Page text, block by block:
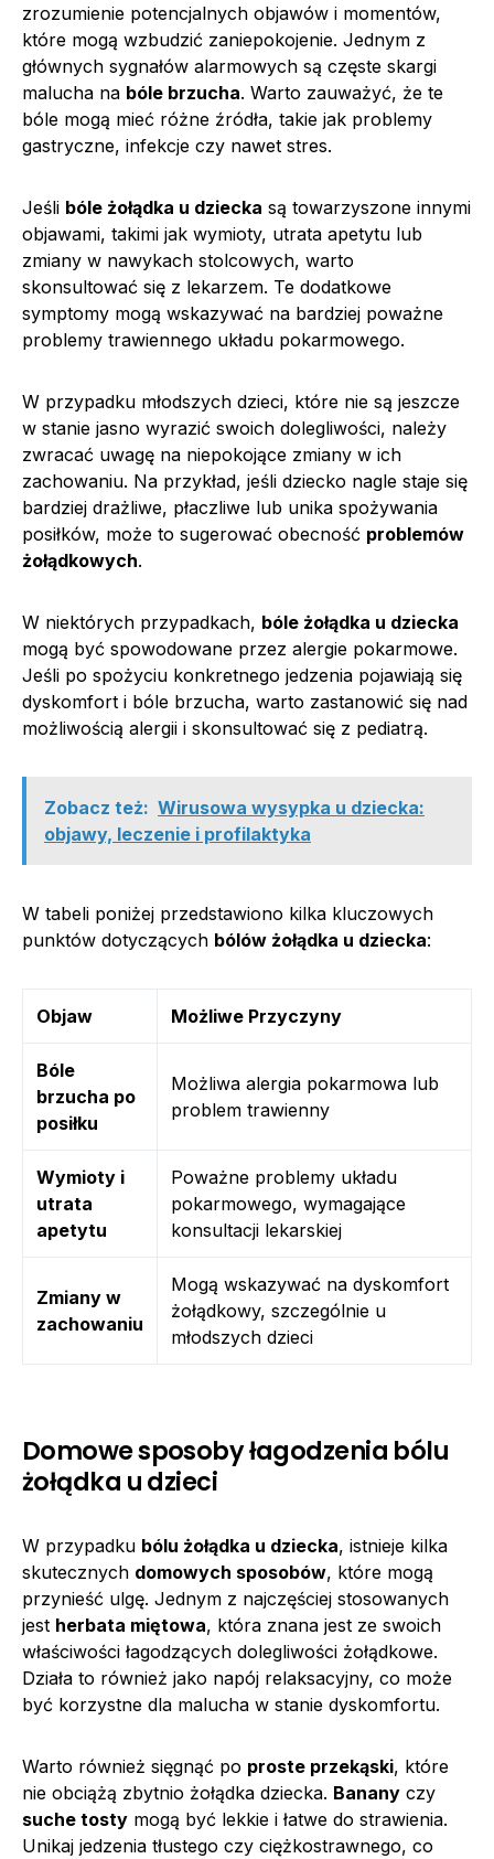
zrozumienie potencjalnych objawów i momentów,
które mogą wzbudzić zaniepokojenie. Jednym z
głównych sygnałów alarmowych są częste skargi
malucha na bóle brzucha. Warto zauważyć, że te
bóle mogą mieć różne źródła, takie jak problemy
gastryczne, infekcje czy nawet stres.
Jeśli bóle żołądka u dziecka są towarzyszone innymi
objawami, takimi jak wymioty, utrata apetytu lub
zmiany w nawykach stolcowych, warto
skonsultować się z lekarzem. Te dodatkowe
symptomy mogą wskazywać na bardziej poważne
problemy trawiennego układu pokarmowego.
W przypadku młodszych dzieci, które nie są jeszcze
w stanie jasno wyrazić swoich dolegliwości, należy
zwracać uwagę na niepokojące zmiany w ich
zachowaniu. Na przykład, jeśli dziecko nagle staje się
bardziej drażliwe, płaczliwe lub unika spożywania
posiłków, może to sugerować obecność problemów
żołądkowych.
W niektórych przypadkach, bóle żołądka u dziecka
mogą być spowodowane przez alergie pokarmowe.
Jeśli po spożyciu konkretnego jedzenia pojawiają się
dyskomfort i bóle brzucha, warto zastanowić się nad
możliwością alergii i skonsultować się z pediatrą.
Zobacz też: Wirusowa wysypka u dziecka:
objawy, leczenie i profilaktyka
W tabeli poniżej przedstawiono kilka kluczowych
punktów dotyczących bólów żołądka u dziecka:
Objaw Możliwe Przyczyny
Bóle
brzucha po
posiłku
Możliwa alergia pokarmowa lub
problem trawienny
Wymioty i
utrata
apetytu
Poważne problemy układu
pokarmowego, wymagające
konsultacji lekarskiej
Zmiany w
zachowaniu
Mogą wskazywać na dyskomfort
żołądkowy, szczególnie u
młodszych dzieci
Domowe sposoby łagodzenia bólu
żołądka u dzieci
W przypadku bólu żołądka u dziecka, istnieje kilka
skutecznych domowych sposobów, które mogą
przynieść ulgę. Jednym z najczęściej stosowanych
jest herbata miętowa, która znana jest ze swoich
właściwości łagodzących dolegliwości żołądkowe.
Działa to również jako napój relaksacyjny, co może
być korzystne dla malucha w stanie dyskomfortu.
Warto również sięgnąć po proste przekąski, które
nie obciążą zbytnio żołądka dziecka. Banany czy
suche tosty mogą być lekkie i łatwe do strawienia.
Unikaj jedzenia tłustego czy ciężkostrawnego, co